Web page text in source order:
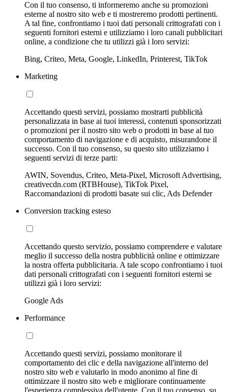
Con il tuo consenso, ti informeremo anche su promozioni
esterne al nostro sito web e ti mostreremo prodotti pertinenti.
A tal fine, confrontiamo i tuoi dati personali crittografati con i
seguenti fornitori esterni e utilizziamo i loro canali pubblicitari
online, a condizione che tu utilizzi già i loro servizi:
Bing, Criteo, Meta, Google, LinkedIn, Printerest, TikTok
Marketing
Accettando questi servizi, possiamo mostrarti pubblicità
personalizzata in base ai tuoi interessi, contenuti sponsorizzati
o promozioni per il nostro sito web o prodotti in base al tuo
comportamento di navigazione e di acquisto, misurandone il
successo. Con il tuo consenso, su questo sito utilizziamo i
seguenti servizi di terze parti:
AWIN, Sovendus, Criteo, Meta-Pixel, Microsoft Advertising,
creativecdn.com (RTBHouse), TikTok Pixel,
Raccomandazioni di prodotti basate sui clic, Ads Defender
Conversion tracking esteso
Accettando questo servizio, possiamo comprendere e valutare
meglio il successo della nostra pubblicità online e ottimizzare
la nostra offerta pubblicitaria. A tale scopo confrontiamo i tuoi
dati personali crittografati con i seguenti fornitori esterni se
utilizzi già i loro servizi:
Google Ads
Performance
Accettando questi servizi, possiamo monitorare il
comportamento dei clic e della navigazione all'interno del
nostro sito web e valutarlo in modo anonimo al fine di
ottimizzare il nostro sito web e migliorare continuamente
l'esperienza complessiva dell'utente. Con il tuo consenso, su